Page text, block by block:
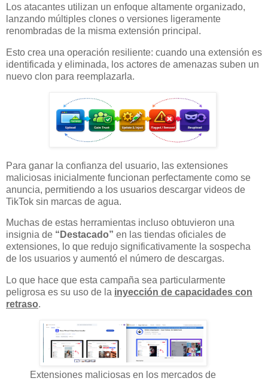
Los atacantes utilizan un enfoque altamente organizado,
lanzando múltiples clones o versiones ligeramente
renombradas de la misma extensión principal.
Esto crea una operación resiliente: cuando una extensión es
identificada y eliminada, los actores de amenazas suben un
nuevo clon para reemplazarla.
Para ganar la confianza del usuario, las extensiones
maliciosas inicialmente funcionan perfectamente como se
anuncia, permitiendo a los usuarios descargar videos de
TikTok sin marcas de agua.
Muchas de estas herramientas incluso obtuvieron una
insignia de “Destacado” en las tiendas oficiales de
extensiones, lo que redujo significativamente la sospecha
de los usuarios y aumentó el número de descargas.
Lo que hace que esta campaña sea particularmente
peligrosa es su uso de la inyección de capacidades con
retraso.
Extensiones maliciosas en los mercados de